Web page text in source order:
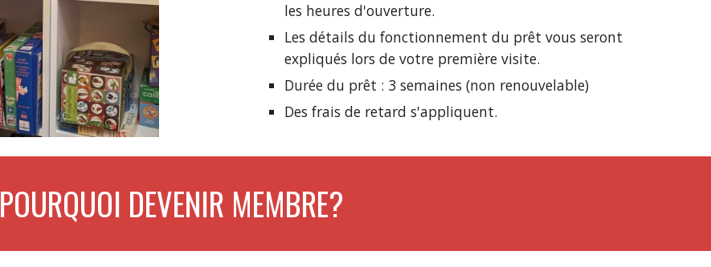
les heures d'ouverture.
Les détails du fonctionnement du prêt vous seront
expliqués lors de votre première visite.
Durée du prêt : 3 semaines (non renouvelable)
Des frais de retard s'appliquent.
POURQUOI DEVENIR MEMBRE?